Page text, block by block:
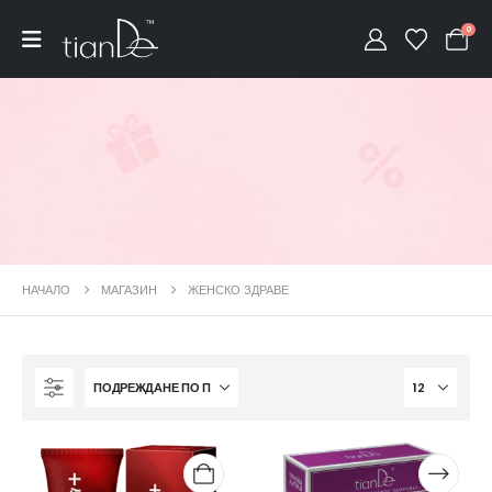
0
НАЧАЛО МАГАЗИН ЖЕНСКО ЗДРАВЕ